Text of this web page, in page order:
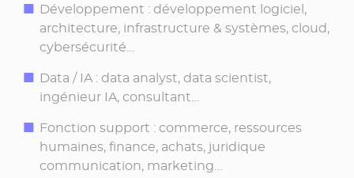
Développement : développement logiciel,
architecture, infrastructure & systèmes, cloud,
cybersécurité…
Data / IA : data analyst, data scientist,
ingénieur IA, consultant…
Fonction support : commerce, ressources
humaines, finance, achats, juridique
communication, marketing…